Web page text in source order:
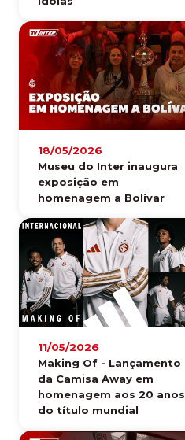
18/05/2026
Museu do Inter inaugura
exposição em
homenagem a Bolívar
11/05/2026
Making Of - Lançamento
da Camisa Away em
homenagem aos 20 anos
do título mundial